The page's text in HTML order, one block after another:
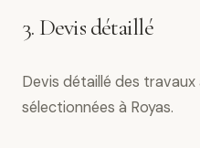
3. Devis détaillé
Devis détaillé des
sélectionnées à Royas.